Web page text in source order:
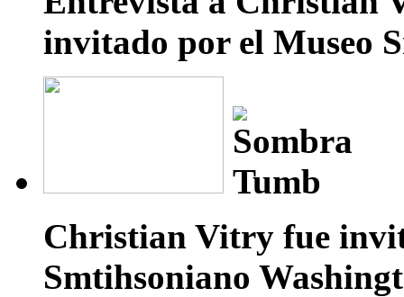
invitado por el Museo
Christian Vitry fue
Smtihsoniano